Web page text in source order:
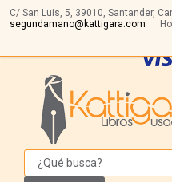
C/ San Luis, 5, 39010, Santander,
segundamano@kattigara.com